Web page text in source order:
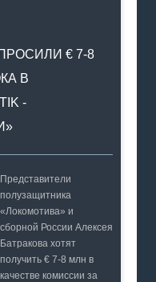
€ 7-8
В
-
Представители
полузащитника
«Локомотива» и
сборной России Алексея
Батракова хотят
получить € 7-8 млн в
качестве комиссии за